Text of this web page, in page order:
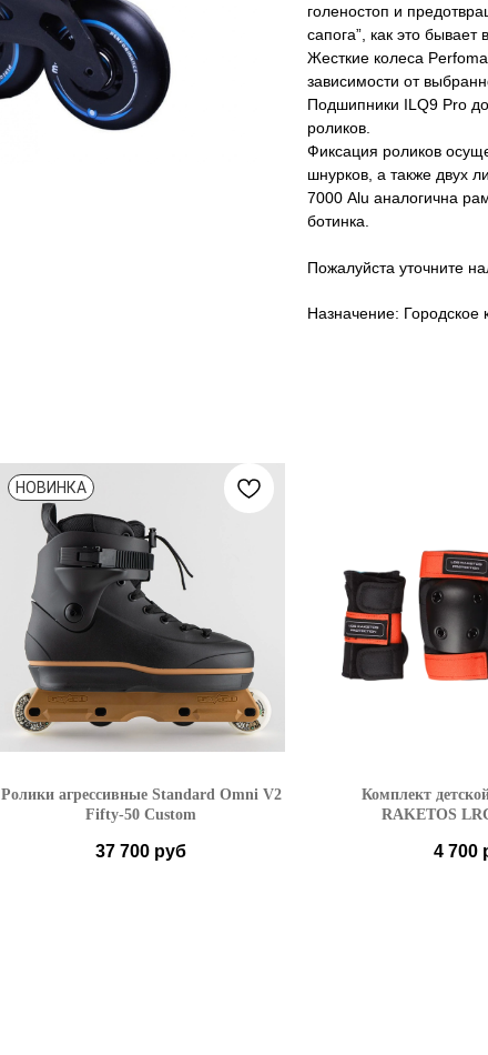
голеностоп и
сапога”, как это бывает
Жесткие колеса
зависимости от
Подшипники ILQ9 Pro
роликов.
Фиксация роликов
шнурков, а также двух
7000 Alu аналогична
ботинка.
Пожалуйста уточните
Назначение: Городское
НОВИНКА
Ролики агрессивные Standard Omni V2
Fifty-50 Custom
37 700 руб
Комплект
RAKETOS
4 700